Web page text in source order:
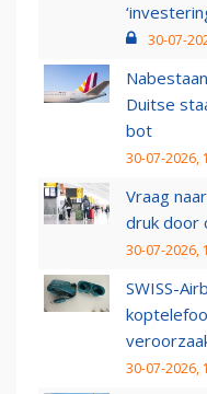
30-07-
Duitse
bot
30-07-2026,
Vraag
druk door
30-07-2026,
SWISS-
30-07-2026,